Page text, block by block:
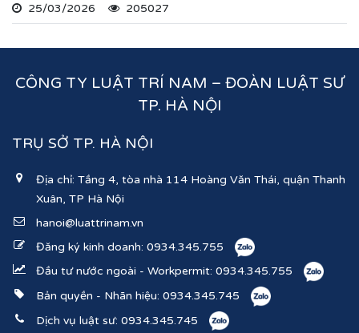
ghi nhận lĩnh vực hoạt động, ngành nghề kinh doanh
25/03/2026 205027
CÔNG TY LUẬT TRÍ NAM – ĐOÀN LUẬT SƯ
TP. HÀ NỘI
TRỤ SỞ TP. HÀ NỘI
Địa chỉ: Tầng 4, tòa nhà 114 Hoàng Văn Thái, quận Thanh
Xuân, TP Hà Nội
hanoi@luattrinam.vn
Đăng ký kinh doanh: 0934.345.755
Đầu tư nước ngoài - Workpermit: 0934.345.755
Bản quyền - Nhãn hiệu: 0934.345.745
Dịch vụ luật sư: 0934.345.745